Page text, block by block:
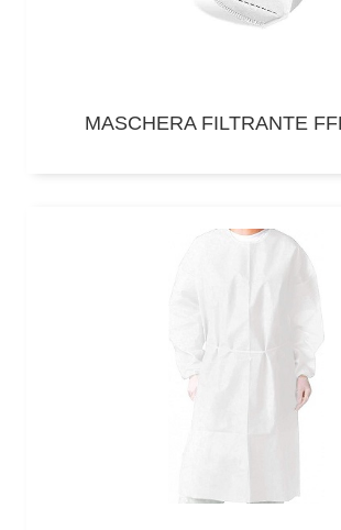
MASCHERA FILTRANTE